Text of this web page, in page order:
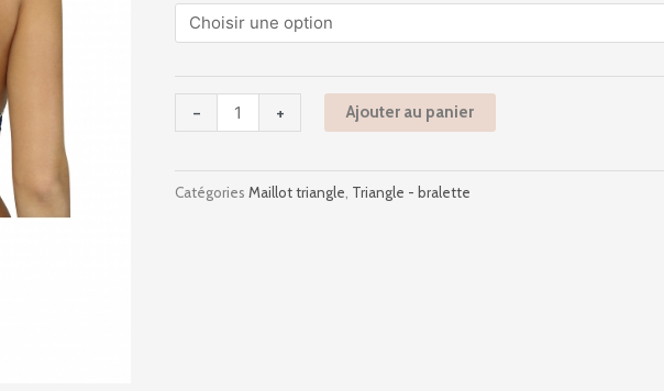
-
Donia
06
Capri
Gatto
Unique
+ Ajouter au panier
Catégories Maillot triangle Triangle - bralette